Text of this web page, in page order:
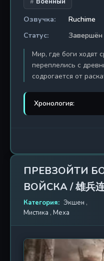
Озвучка:
Ruchime
Статус:
Завершён
Мир, где боги ходят
переплелись с
содрогается от
ставки до небес,
войск» в водоворот
сезонов, когда
вторжением
пробуждением генов
сияющей Леоной,
угрозой — хаосом,
пророчество о
расколоть реальность. Каждый из членов
управления
перевоплощения в
Хронология:
3. Превзойти
броня
4. Превзойти
войска
чёрного войска
ПРЕВЗОЙТИ
ВОЙСКА / 雄兵
Категория: Экшен ,
Мистика , Меха